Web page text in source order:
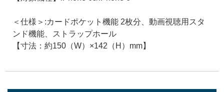
＜仕様＞:カードポケット機能 2枚分、動画視聴用スタ
ンド機能、ストラップホール
【寸法：約150（W）×142（H）mm】